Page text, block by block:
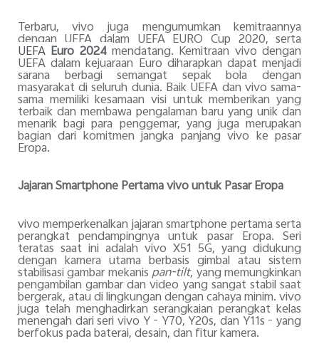
Terbaru, vivo juga mengumumkan kemitraannya
dengan UEFA dalam UEFA EURO Cup 2020, serta
UEFA Euro 2024mendatang. Kemitraan vivo dengan
UEFA dalam kejuaraan Euro diharapkan dapat menjadi
sarana berbagi semangat sepak bola dengan
masyarakat di seluruh dunia. Baik UEFA dan vivo sama-
sama memiliki kesamaan visi untuk memberikan yang
terbaik dan membawa pengalaman baru yang unik dan
menarik bagi para penggemar, yang juga merupakan
bagian dari komitmen jangka panjang vivo ke pasar
Eropa.
Jajaran Smartphone Pertama vivo untuk Pasar Eropa
vivo memperkenalkan jajaran smartphone pertama serta
perangkat pendampingnya untuk pasar Eropa. Seri
teratas saat ini adalah vivo X51 5G, yang didukung
dengan kamera utama berbasis gimbal atau sistem
stabilisasi gambar mekanispan-tilt, yang memungkinkan
pengambilan gambar dan video yang sangat stabil saat
bergerak, atau di lingkungan dengan cahaya minim. vivo
juga telah menghadirkan serangkaian perangkat kelas
menengah dari seri vivo Y - Y70, Y20s, dan Y11s - yang
berfokus pada baterai, desain, dan fitur kamera.